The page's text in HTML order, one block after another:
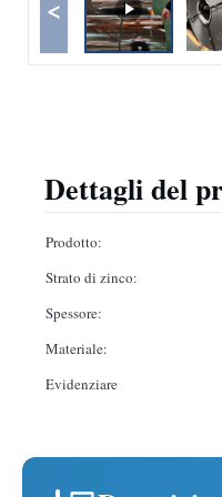
<
Dettagli del
Prodotto:
Strato di zinco:
Spessore:
Materiale:
Evidenziare